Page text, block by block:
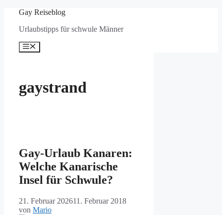
springen
Gay Reiseblog
Urlaubstipps für schwule Männer
Menü
gaystrand
Gay-Urlaub Kanaren:
Welche Kanarische
Insel für Schwule?
21. Februar 202611. Februar 2018
von Mario